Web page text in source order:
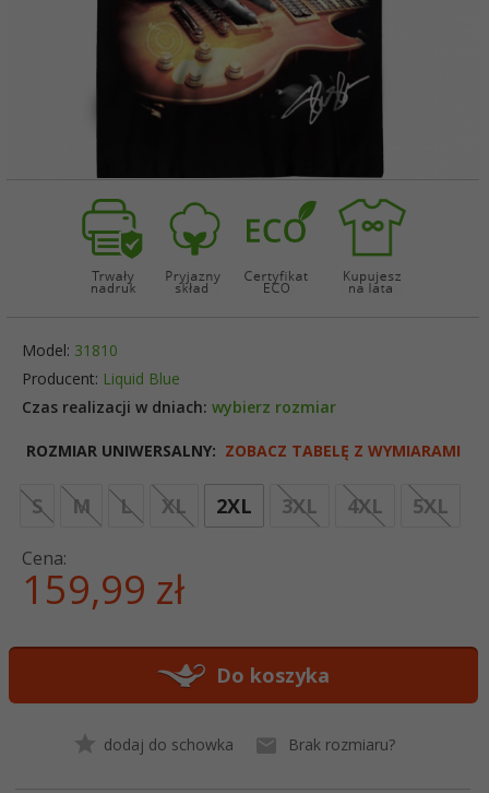
Model: 31810
Czas realizacji w dniach: wybierz rozmiar
Producent: Liquid Blue
ROZMIAR UNIWERSALNY: ZOBACZ TABELĘ Z WYMIARAMI
S M L XL 2XL 3XL 4XL 5XL
Cena:
159,99 zł
Do koszyka
dodaj do schowka Brak rozmiaru?